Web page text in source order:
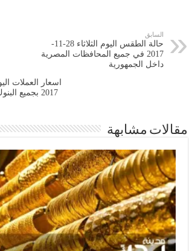
السابق
حالة الطقس اليوم الثلاثاء 28-11-
2017 في جميع المحافظات المصرية
داخل الجمهورية
2017 بجميع
مقالات مشابهة